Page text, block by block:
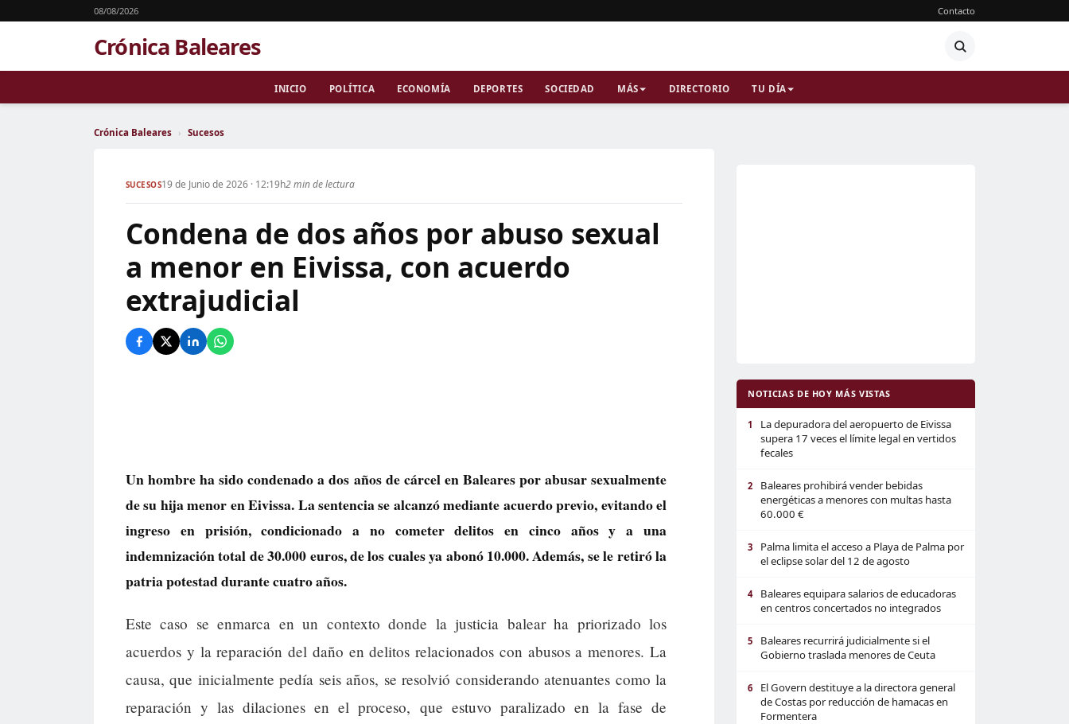
08/08/2026 Contacto
Crónica Baleares
INICIO POLÍTICA ECONOMÍA DEPORTES SOCIEDAD MÁS DIRECTORIO TU DÍA
Crónica Baleares › Sucesos
SUCESOS19 de Junio de 2026 · 12:19h2 min de lectura
Condena de dos años por abuso sexual
a menor en Eivissa, con acuerdo
extrajudicial
Un hombre ha sido condenado a dos años de cárcel en Baleares por abusar sexualmente
de su hija menor en Eivissa. La sentencia se alcanzó mediante acuerdo previo, evitando el
ingreso en prisión, condicionado a no cometer delitos en cinco años y a una
indemnización total de 30.000 euros, de los cuales ya abonó 10.000. Además, se le retiró la
patria potestad durante cuatro años.
Este caso se enmarca en un contexto donde la justicia balear ha priorizado los
acuerdos y la reparación del daño en delitos relacionados con abusos a menores. La
causa, que inicialmente pedía seis años, se resolvió considerando atenuantes como la
reparación y las dilaciones en el proceso, que estuvo paralizado en la fase de
NOTICIAS DE HOY MÁS VISTAS
1
La depuradora del aeropuerto de Eivissa
supera 17 veces el límite legal en vertidos
fecales
2
Baleares prohibirá vender bebidas
energéticas a menores con multas hasta
60.000 €
3
Palma limita el acceso a Playa de Palma por
el eclipse solar del 12 de agosto
4
Baleares equipara salarios de educadoras
en centros concertados no integrados
5
Baleares recurrirá judicialmente si el
Gobierno traslada menores de Ceuta
6
El Govern destituye a la directora general
de Costas por reducción de hamacas en
Formentera